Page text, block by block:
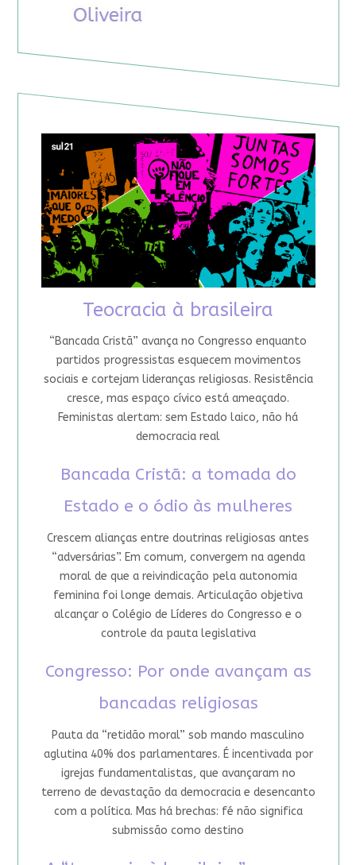
Teocracia à brasileira
“Bancada Cristã” avança no Congresso enquanto
partidos progressistas esquecem movimentos
sociais e cortejam lideranças religiosas. Resistência
cresce, mas espaço cívico está ameaçado.
Feministas alertam: sem Estado laico, não há
democracia real
Bancada Cristã: a tomada do
Estado e o ódio às mulheres
Crescem alianças entre doutrinas religiosas antes
“adversárias”. Em comum, convergem na agenda
moral de que a reivindicação pela autonomia
feminina foi longe demais. Articulação objetiva
alcançar o Colégio de Líderes do Congresso e o
controle da pauta legislativa
Congresso: Por onde avançam as
bancadas religiosas
Pauta da “retidão moral” sob mando masculino
aglutina 40% dos parlamentares. É incentivada por
igrejas fundamentalistas, que avançaram no
terreno de devastação da democracia e desencanto
com a política. Mas há brechas: fé não significa
submissão como destino